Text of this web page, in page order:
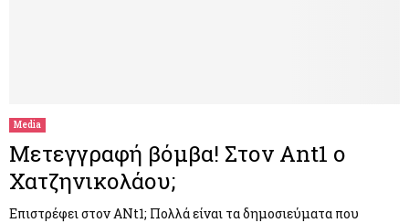
Media
Μετεγγραφή βόμβα! Στον Ant1 ο
Χατζηνικολάου;
Επιστρέφει στον ANt1; Πολλά είναι τα δημοσιεύματα που